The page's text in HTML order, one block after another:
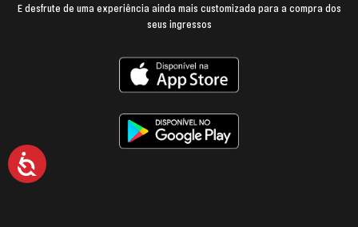
Acessibilidade
E desfrute de uma experiência ainda mais customizada para a compra dos
seus ingressos